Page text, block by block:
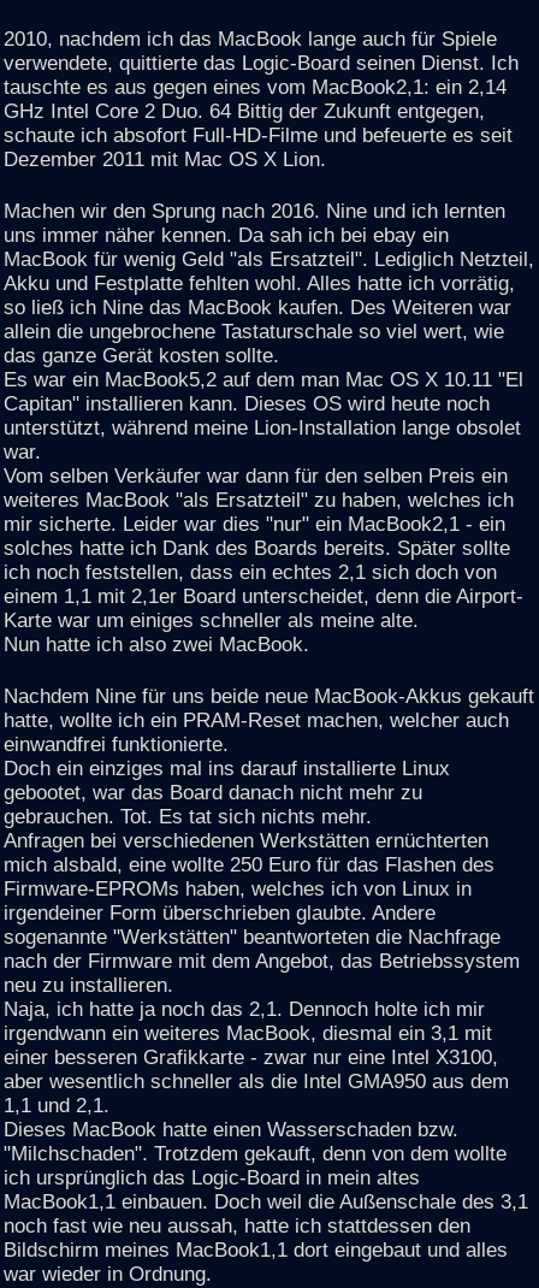
2010, nachdem ich das MacBook lange auch für Spiele
verwendete, quittierte das Logic-Board seinen Dienst. Ich
tauschte es aus gegen eines vom MacBook2,1: ein 2,14
GHz Intel Core 2 Duo. 64 Bittig der Zukunft entgegen,
schaute ich absofort Full-HD-Filme und befeuerte es seit
Dezember 2011 mit Mac OS X Lion.
Machen wir den Sprung nach 2016. Nine und ich lernten
uns immer näher kennen. Da sah ich bei ebay ein
MacBook für wenig Geld "als Ersatzteil". Lediglich Netzteil,
Akku und Festplatte fehlten wohl. Alles hatte ich vorrätig,
so ließ ich Nine das MacBook kaufen. Des Weiteren war
allein die ungebrochene Tastaturschale so viel wert, wie
das ganze Gerät kosten sollte.
Es war ein MacBook5,2 auf dem man Mac OS X 10.11 "El
Capitan" installieren kann. Dieses OS wird heute noch
unterstützt, während meine Lion-Installation lange obsolet
war.
Vom selben Verkäufer war dann für den selben Preis ein
weiteres MacBook "als Ersatzteil" zu haben, welches ich
mir sicherte. Leider war dies "nur" ein MacBook2,1 - ein
solches hatte ich Dank des Boards bereits. Später sollte
ich noch feststellen, dass ein echtes 2,1 sich doch von
einem 1,1 mit 2,1er Board unterscheidet, denn die Airport-
Karte war um einiges schneller als meine alte.
Nun hatte ich also zwei MacBook.
Nachdem Nine für uns beide neue MacBook-Akkus gekauft
hatte, wollte ich ein PRAM-Reset machen, welcher auch
einwandfrei funktionierte.
Doch ein einziges mal ins darauf installierte Linux
gebootet, war das Board danach nicht mehr zu
gebrauchen. Tot. Es tat sich nichts mehr.
Anfragen bei verschiedenen Werkstätten ernüchterten
mich alsbald, eine wollte 250 Euro für das Flashen des
Firmware-EPROMs haben, welches ich von Linux in
irgendeiner Form überschrieben glaubte. Andere
sogenannte "Werkstätten" beantworteten die Nachfrage
nach der Firmware mit dem Angebot, das Betriebssystem
neu zu installieren.
Naja, ich hatte ja noch das 2,1. Dennoch holte ich mir
irgendwann ein weiteres MacBook, diesmal ein 3,1 mit
einer besseren Grafikkarte - zwar nur eine Intel X3100,
aber wesentlich schneller als die Intel GMA950 aus dem
1,1 und 2,1.
Dieses MacBook hatte einen Wasserschaden bzw.
"Milchschaden". Trotzdem gekauft, denn von dem wollte
ich ursprünglich das Logic-Board in mein altes
MacBook1,1 einbauen. Doch weil die Außenschale des 3,1
noch fast wie neu aussah, hatte ich stattdessen den
Bildschirm meines MacBook1,1 dort eingebaut und alles
war wieder in Ordnung.